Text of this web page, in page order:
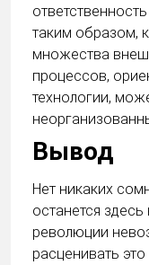
таким образом,
множества
процессов,
технологии,
Вывод
Нет никаких
останется
революции
расценивать